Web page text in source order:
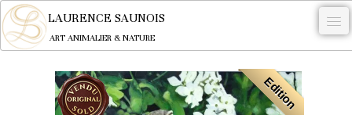
LAURENCE SAUNOIS
ART ANIMALIER & NATURE
NYMPHEUS LUMINANSIS.
Edition